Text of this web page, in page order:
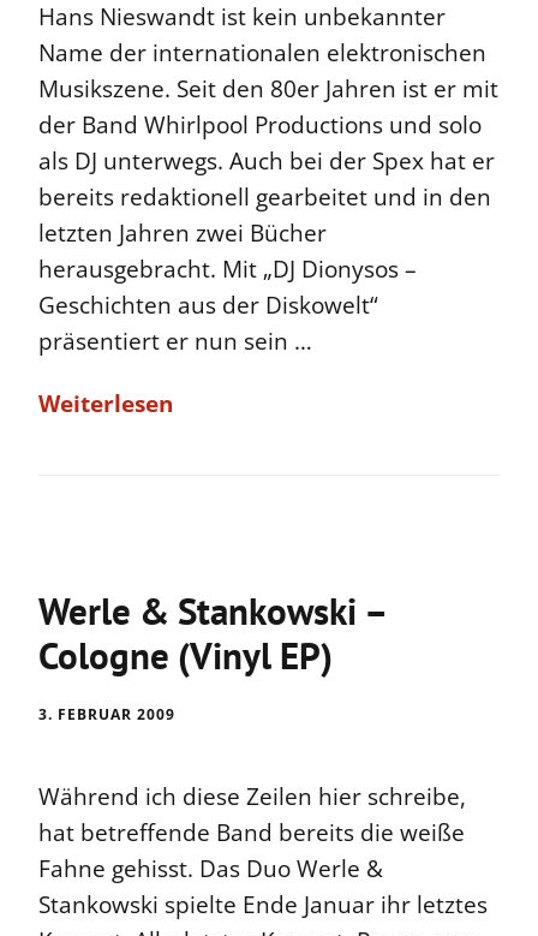
Hans Nieswandt ist kein unbekannter
Name der internationalen elektronischen
Musikszene. Seit den 80er Jahren ist er mit
der Band Whirlpool Productions und solo
als DJ unterwegs. Auch bei der Spex hat er
bereits redaktionell gearbeitet und in den
letzten Jahren zwei Bücher
herausgebracht. Mit „DJ Dionysos –
Geschichten aus der Diskowelt“
präsentiert er nun sein …
Weiterlesen
Werle & Stankowski –
Cologne (Vinyl EP)
3. FEBRUAR 2009
Während ich diese Zeilen hier schreibe,
hat betreffende Band bereits die weiße
Fahne gehisst. Das Duo Werle &
Stankowski spielte Ende Januar ihr letztes